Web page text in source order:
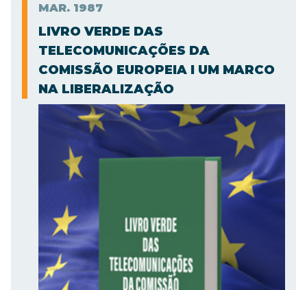
MAR. 1987
LIVRO VERDE DAS
TELECOMUNICAÇÕES DA
COMISSÃO EUROPEIA I UM MARCO
NA LIBERALIZAÇÃO